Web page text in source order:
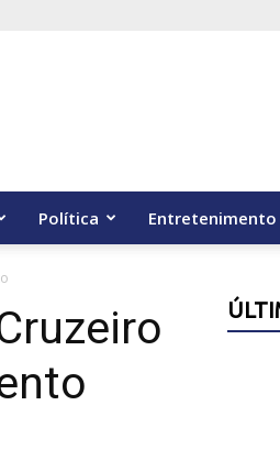
Política Entretenimento